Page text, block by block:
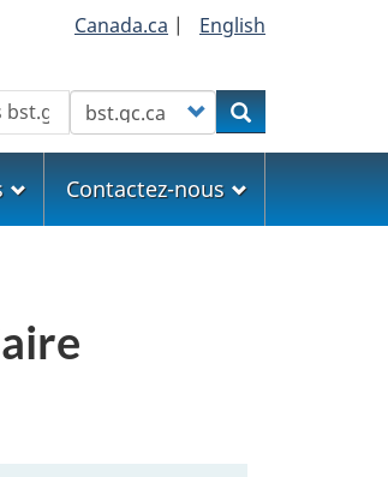
Canada.ca | English
Customize your searchRechercher
Contactez-nous